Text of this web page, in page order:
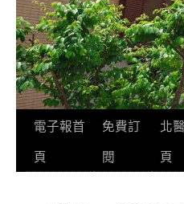
跳
至
電子報首
頁
免費訂
閱
北
頁